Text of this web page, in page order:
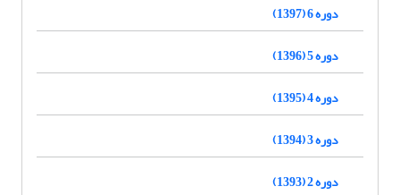
دوره 6 (1397)
دوره 5 (1396)
دوره 4 (1395)
دوره 3 (1394)
دوره 2 (1393)